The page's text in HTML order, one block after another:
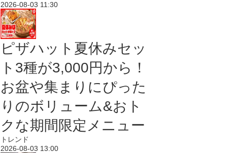
2026-08-03 11:30
ピザハット夏休みセッ
ト3種が3,000円から！
お盆や集まりにぴった
りのボリューム&おト
クな期間限定メニュー
トレンド
2026-08-03 13:00